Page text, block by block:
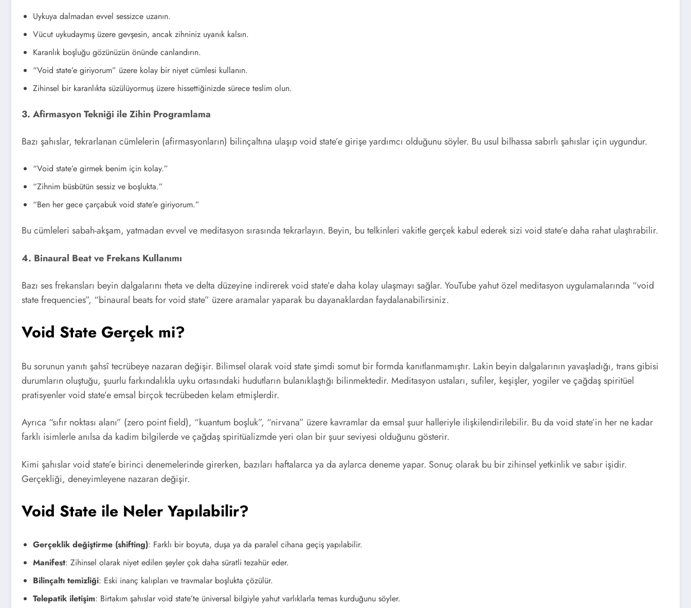
Uykuya dalmadan evvel sessizce uzanın.
Vücut uykudaymış üzere gevşesin, ancak zihniniz uyanık kalsın.
Karanlık boşluğu gözünüzün önünde canlandırın.
“Void state’e giriyorum” üzere kolay bir niyet cümlesi kullanın.
Zihinsel bir karanlıkta süzülüyormuş üzere hissettiğinizde sürece teslim olun.
3. Afirmasyon Tekniği ile Zihin Programlama
Bazı şahıslar, tekrarlanan cümlelerin (afirmasyonların) bilinçaltına ulaşıp void state’e girişe yardımcı olduğunu söyler. Bu usul bilhassa sabırlı şahıslar için uygundur.
“Void state’e girmek benim için kolay.”
“Zihnim büsbütün sessiz ve boşlukta.”
“Ben her gece çarçabuk void state’e giriyorum.”
Bu cümleleri sabah-akşam, yatmadan evvel ve meditasyon sırasında tekrarlayın. Beyin, bu telkinleri vakitle gerçek kabul ederek sizi void state’e daha rahat ulaştırabilir.
4. Binaural Beat ve Frekans Kullanımı
Bazı ses frekansları beyin dalgalarını theta ve delta düzeyine indirerek void state’e daha kolay ulaşmayı sağlar. YouTube yahut özel meditasyon uygulamalarında “void
state frequencies”, “binaural beats for void state” üzere aramalar yaparak bu dayanaklardan faydalanabilirsiniz.
Void State Gerçek mi?
Bu sorunun yanıtı şahsî tecrübeye nazaran değişir. Bilimsel olarak void state şimdi somut bir formda kanıtlanmamıştır. Lakin beyin dalgalarının yavaşladığı, trans gibisi
durumların oluştuğu, şuurlu farkındalıkla uyku ortasındaki hudutların bulanıklaştığı bilinmektedir. Meditasyon ustaları, sufiler, keşişler, yogiler ve çağdaş spiritüel
pratisyenler void state’e emsal birçok tecrübeden kelam etmişlerdir.
Ayrıca “sıfır noktası alanı” (zero point field), “kuantum boşluk”, “nirvana” üzere kavramlar da emsal şuur halleriyle ilişkilendirilebilir. Bu da void state’in her ne kadar
farklı isimlerle anılsa da kadim bilgilerde ve çağdaş spiritüalizmde yeri olan bir şuur seviyesi olduğunu gösterir.
Kimi şahıslar void state’e birinci denemelerinde girerken, bazıları haftalarca ya da aylarca deneme yapar. Sonuç olarak bu bir zihinsel yetkinlik ve sabır işidir.
Gerçekliği, deneyimleyene nazaran değişir.
Void State ile Neler Yapılabilir?
Gerçeklik değiştirme (shifting): Farklı bir boyuta, duşa ya da paralel cihana geçiş yapılabilir.
Manifest: Zihinsel olarak niyet edilen şeyler çok daha süratli tezahür eder.
Bilinçaltı temizliği: Eski inanç kalıpları ve travmalar boşlukta çözülür.
Telepatik iletişim: Birtakım şahıslar void state’te üniversal bilgiyle yahut varlıklarla temas kurduğunu söyler.